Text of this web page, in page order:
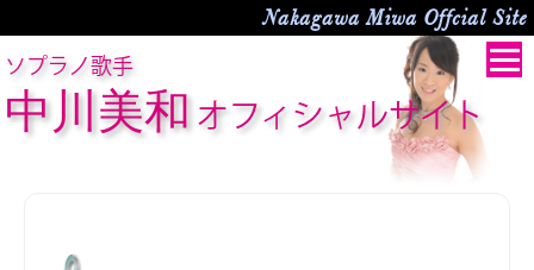
Nakagawa Miwa Offcial Site
ソプラノ歌手
中川美和 オフィシャルサイト